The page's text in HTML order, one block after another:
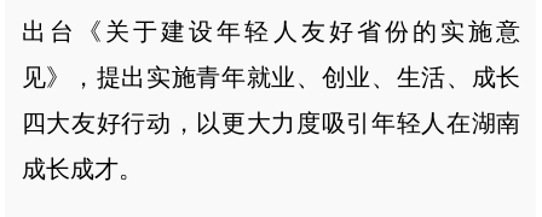
出台《关于建设年轻人友好省份的实施意
见》，提出实施青年就业、创业、生活、成长
四大友好行动，以更大力度吸引年轻人在湖南
成长成才。